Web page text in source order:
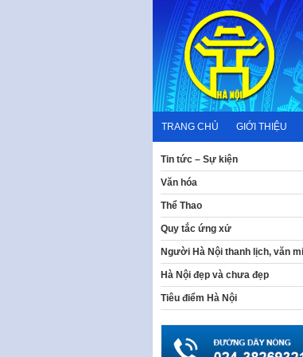
content
TRANG CHỦ GIỚI THIỆU
Tin tức – Sự kiện
Văn hóa
Thể Thao
Quy tắc ứng xử
Người Hà Nội thanh lịch, văn
Hà Nội đẹp và chưa đẹp
Tiêu điểm Hà Nội